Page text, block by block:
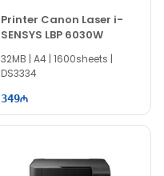
Printer Canon Laser i-
SENSYS LBP 6030W
32MB | A4 | 1600sheets |
DS3334
349